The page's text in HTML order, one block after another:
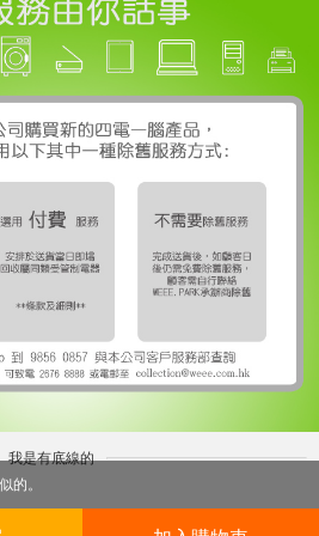
我是有底線的
的。